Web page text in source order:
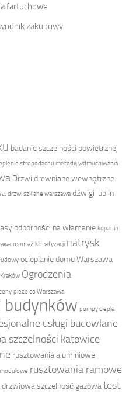
fartuchowe
zakupowy
badanie szczelności powietrznej
stropodachu metodą wdmuchiwania
Drzwi drewniane wewnętrzne
drzwi szklane warszawa dźwigi lublin
odporności na włamanie kopanie
montaż klimatyzacji natrysk
ocieplanie domu Warszawa
Ogrodzenia
piece co Warszawa
budynków pompy ciepła
usługi budowlane
szczelności katowice
rusztowania aluminiowe
rusztowania ramowe
szczelność gazowatest